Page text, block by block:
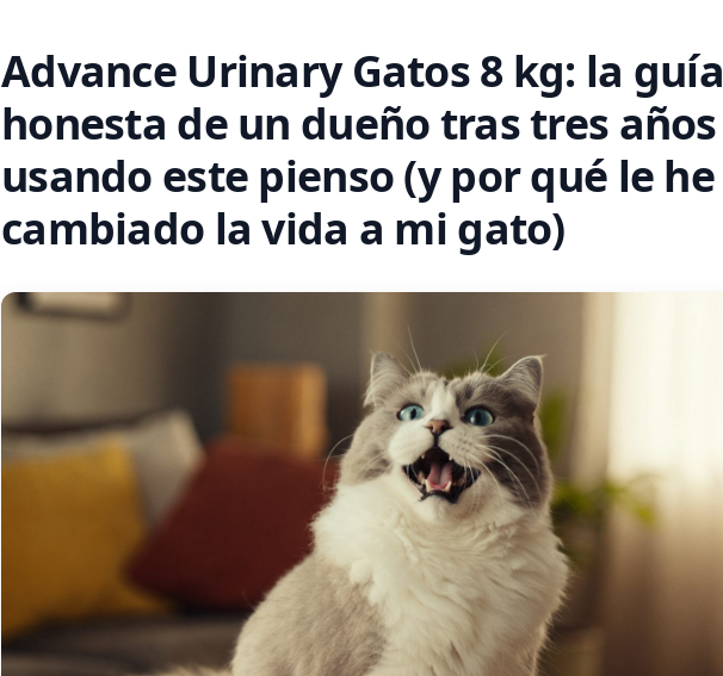
Advance Urinary Gatos 8 kg: la guía
honesta de un dueño tras tres años
usando este pienso (y por qué le he
cambiado la vida a mi gato)